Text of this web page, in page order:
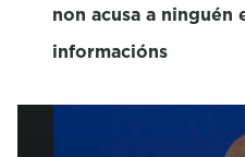
non acusa a ninguén
informacións